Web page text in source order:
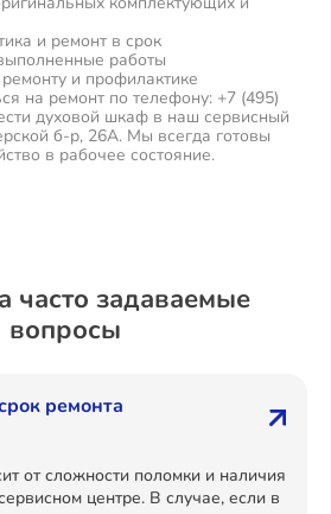
и ремонт в срок
работы
и профилактике
на ремонт по телефону: +7 (495)
духовой шкаф в наш сервисный
б-р, 26А. Мы всегда готовы
в рабочее состояние.
часто задаваемые
вопросы
ремонта
от сложности поломки и наличия
центре. В случае, если в